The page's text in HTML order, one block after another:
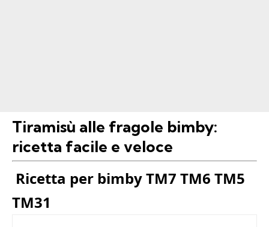
Tiramisù alle fragole bimby:
ricetta facile e veloce
Ricetta per bimby TM7 TM6 TM5
TM31